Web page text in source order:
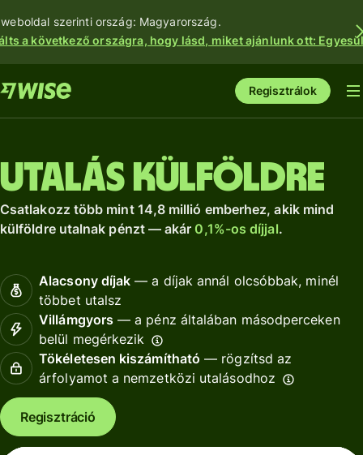
szerinti ország: Magyarország.
a következő országra, hogy lásd, miket ajánlunk ott:
Regisztrálok
Utalás külföldre
Csatlakozz több mint 14,8 millió emberhez, akik mind
külföldre utalnak pénzt — akár 0,1%-os díjjal.
Alacsony díjak — a díjak annál olcsóbbak, minél
többet utalsz
Villámgyors — a pénz általában másodperceken
belül megérkezik
Tökéletesen kiszámítható — rögzítsd az
árfolyamot a nemzetközi utalásodhoz
Regisztráció